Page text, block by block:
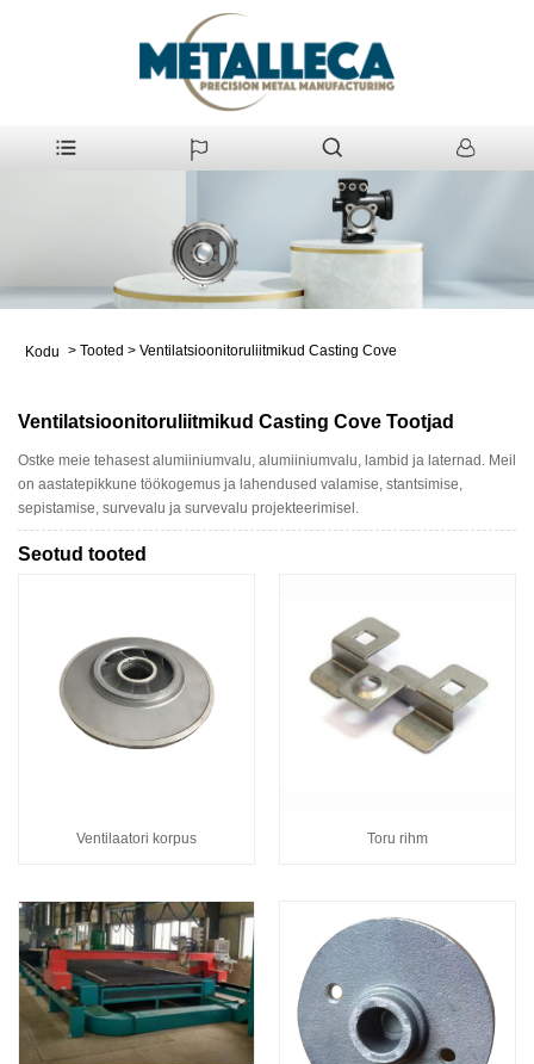
Kodu > Tooted > Ventilatsioonitoruliitmikud Casting Cove
Ventilatsioonitoruliitmikud Casting Cove Tootjad
Ostke meie tehasest alumiiniumvalu, alumiiniumvalu, lambid ja laternad. Meil
on aastatepikkune töökogemus ja lahendused valamise, stantsimise,
sepistamise, survevalu ja survevalu projekteerimisel.
Seotud tooted
Ventilaatori korpus Toru rihm